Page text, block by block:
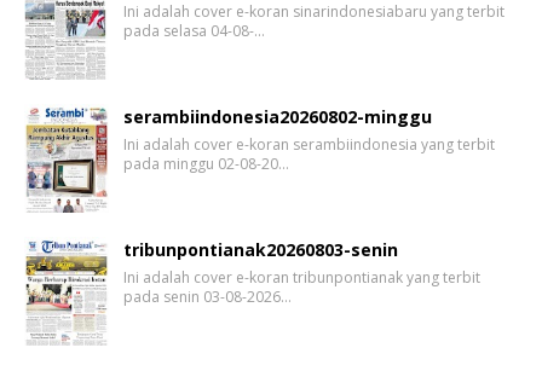
Ini adalah cover e-koran sinarindonesiabaru yang terbit
pada selasa 04-08-…
serambiindonesia20260802-minggu
Ini adalah cover e-koran serambiindonesia yang terbit
pada minggu 02-08-20…
tribunpontianak20260803-senin
Ini adalah cover e-koran tribunpontianak yang terbit
pada senin 03-08-2026…